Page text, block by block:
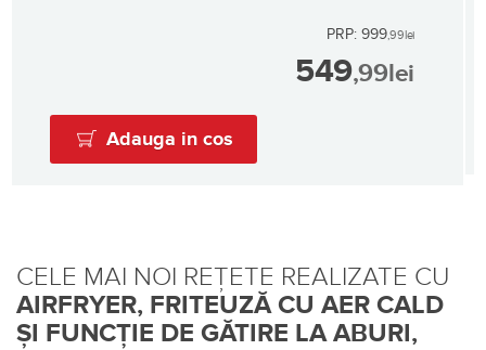
PRP: 999,99lei
549,99lei
Adauga in cos
CELE MAI NOI REȚETE REALIZATE CU
AIRFRYER, FRITEUZĂ CU AER CALD
ȘI FUNCȚIE DE GĂTIRE LA ABURI,